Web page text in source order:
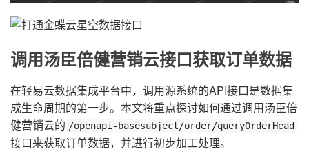
调用汤臣倍健营销云接口获取订单数据
在轻易云数据集成平台中，调用源系统的API接口是数据集
成生命周期的第一步。本文将重点探讨如何通过调用汤臣倍
健营销云的 /openapi-basesubject/order/queryOrderHead
接口来获取订单数据，并进行初步加工处理。